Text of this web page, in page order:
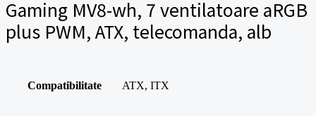
Gaming MV8-wh, 7 ventilatoare aRGB
plus PWM, ATX, telecomanda, alb
Compatibilitate ATX, ITX